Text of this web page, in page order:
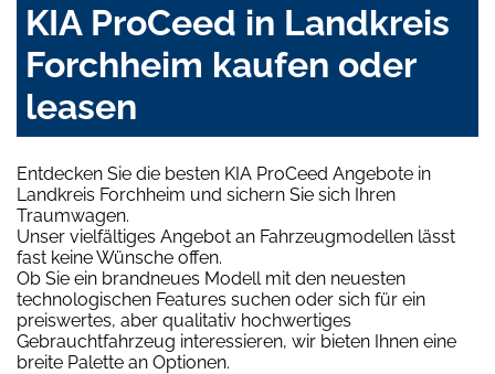
KIA ProCeed in Landkreis
Forchheim kaufen oder
leasen
Entdecken Sie die besten KIA ProCeed Angebote in
Landkreis Forchheim und sichern Sie sich Ihren
Traumwagen.
Unser vielfältiges Angebot an Fahrzeugmodellen lässt
fast keine Wünsche offen.
Ob Sie ein brandneues Modell mit den neuesten
technologischen Features suchen oder sich für ein
preiswertes, aber qualitativ hochwertiges
Gebrauchtfahrzeug interessieren, wir bieten Ihnen eine
breite Palette an Optionen.